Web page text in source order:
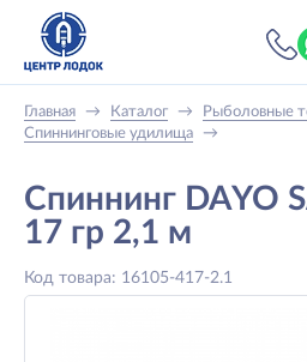
Главная → Каталог → Рыболовные
Спиннинговые удилища
→
Спиннинг DAYO
17 гр 2,1 м
Код товара: 16105-417-2.1